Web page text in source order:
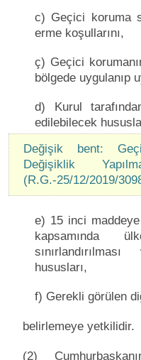
c) Geçici koruma
erme koşullarını,
ç) Geçici
bölgede uygulanıp
d) Kurul
edilebilecek
Değişik bent:
Değişiklik
(R.G.-25/12/2019/
e) 15 inci
kapsamında
hususları,
f) Gerekli görülen
belirlemeye yetkilidir.
(2)